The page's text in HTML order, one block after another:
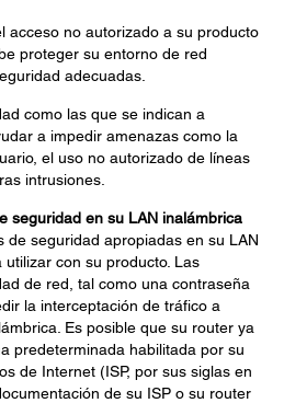
acceso no autorizado a su producto
proteger su entorno de red
adecuadas.
como las que se indican a
a impedir amenazas como la
el uso no autorizado de líneas
intrusiones.
seguridad en su LAN inalámbrica
de seguridad apropiadas en su LAN
utilizar con su producto. Las
de red, tal como una contraseña
la interceptación de tráfico a
Es posible que su router ya
predeterminada habilitada por su
de Internet (ISP, por sus siglas en
de su ISP o su router